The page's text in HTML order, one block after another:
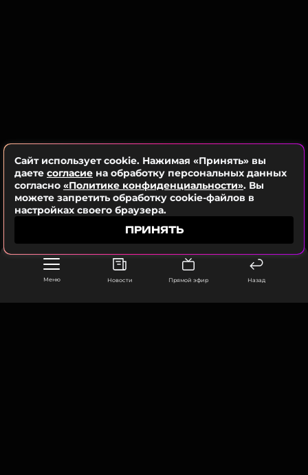
Меню Новости Прямой эфир Назад
Сайт использует cookie. Нажимая «Принять» вы
даете согласие на обработку персональных данных
согласно «Политике конфиденциальности». Вы
можете запретить обработку cookie-файлов в
настройках своего браузера.
ПРИНЯТЬ